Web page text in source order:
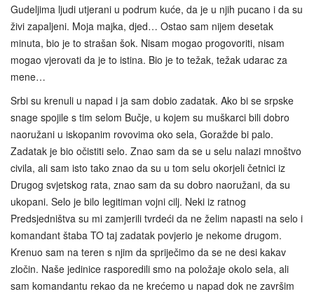
Gudeljima ljudi utjerani u podrum kuće, da je u njih pucano i da su
živi zapaljeni. Moja majka, djed… Ostao sam nijem desetak
minuta, bio je to strašan šok. Nisam mogao progovoriti, nisam
mogao vjerovati da je to istina. Bio je to težak, težak udarac za
mene…
Srbi su krenuli u napad i ja sam dobio zadatak. Ako bi se srpske
snage spojile s tim selom Bučje, u kojem su muškarci bili dobro
naoružani u iskopanim rovovima oko sela, Goražde bi palo.
Zadatak je bio očistiti selo. Znao sam da se u selu nalazi mnoštvo
civila, ali sam isto tako znao da su u tom selu okorjeli četnici iz
Drugog svjetskog rata, znao sam da su dobro naoružani, da su
ukopani. Selo je bilo legitiman vojni cilj. Neki iz ratnog
Predsjedništva su mi zamjerili tvrdeći da ne želim napasti na selo i
komandant štaba TO taj zadatak povjerio je nekome drugom.
Krenuo sam na teren s njim da spriječimo da se ne desi kakav
zločin. Naše jedinice rasporedili smo na položaje okolo sela, ali
sam komandantu rekao da ne krećemo u napad dok ne završim